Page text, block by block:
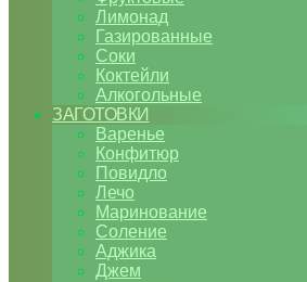
Лимонад
Газированные
Соки
Коктейли
Алкогольные
ЗАГОТОВКИ
Варенье
Конфитюр
Повидло
Лечо
Маринование
Соление
Аджика
Джем